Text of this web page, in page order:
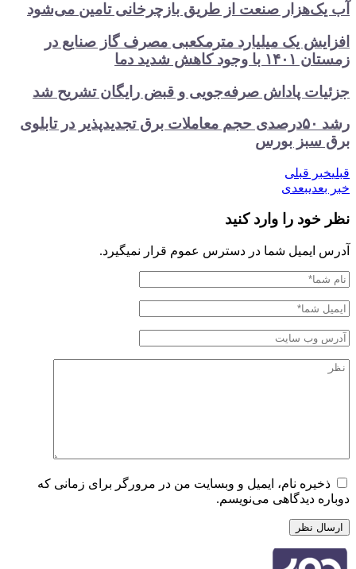
آب یک‌هزار صنعت از طریق بازچرخانی تامین می‌شود
افزایش یک میلیارد مترمکعبی مصرف گاز صنایع در
زمستان ۱۴۰۱ با وجود کاهش شدید دما
جزئیات پاداش صرفه‌جویی و قبض رایگان تشریح شد
رشد ۵۰درصدی حجم معاملات برق تجدیدپذیر در تابلوی
برق سبز بورس
قبلیخبر قبلی
خبر بعدیبعدی
نظر خود را وارد کنید
آدرس ایمیل شما در دسترس عموم قرار نمیگیرد.
ذخیره نام، ایمیل و وبسایت من در مرورگر برای زمانی که
دوباره دیدگاهی می‌نویسم.